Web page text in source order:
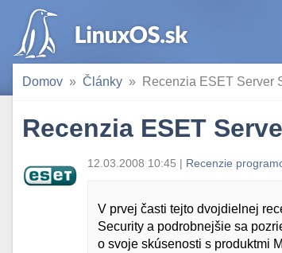
Domov Články Recenzia ESET Server
Recenzia ESET
12.03.2008 10:45 | Recenzie
V prvej časti tejto dvojdielnej
Security a podrobnejšie sa
o svoje skúsenosti s produktmi